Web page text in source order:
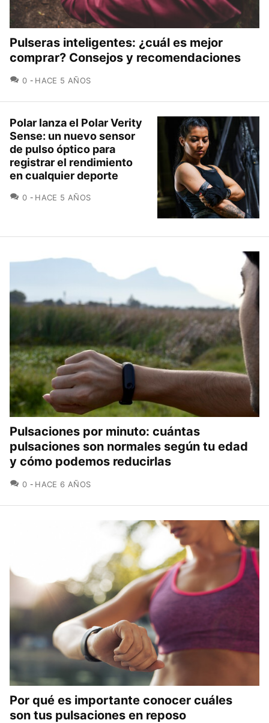
Pulseras inteligentes: ¿cuál es mejor
comprar? Consejos y recomendaciones
0 COMENTARIOS
HACE 5 AÑOS
Polar lanza el Polar Verity
Sense: un nuevo sensor
de pulso óptico para
registrar el rendimiento
en cualquier deporte
0 COMENTARIOS
HACE 5 AÑOS
Pulsaciones por minuto: cuántas
pulsaciones son normales según tu edad
y cómo podemos reducirlas
0 COMENTARIOS
HACE 6 AÑOS
Por qué es importante conocer cuáles
son tus pulsaciones en reposo